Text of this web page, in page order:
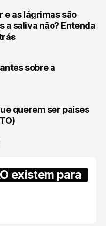
e as lágrimas são
a saliva não? Entenda
sobre a
querem ser países
existem para